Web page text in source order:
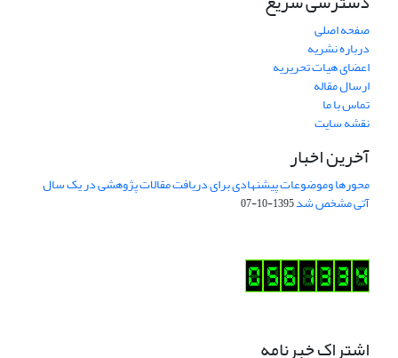
صفحه اصلی
درباره نشریه
اعضای هیات تحریریه
ارسال مقاله
تماس با ما
نقشه سایت
آخرین اخبار
محورها وموضوعات پیشنهادی برای دریافت مقالات پژوهشی در یک سال
آتی مشخص شد1395-10-07
اشتراک خبرنامه